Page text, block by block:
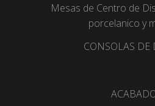
Mesas de Centro de
porcelanico y
CONSOLAS DE